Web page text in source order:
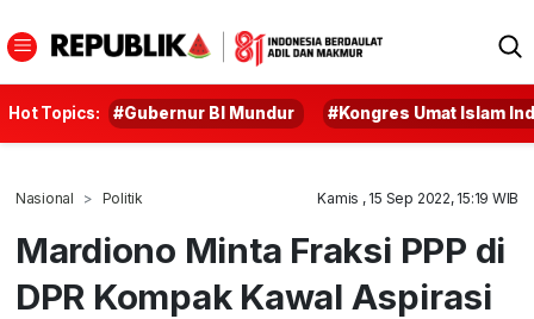
Hot Topics: #Gubernur BI Mundur #Kongres Umat Islam
Nasional Politik Kamis , 15 Sep 2022, 15:19 WIB
Mardiono Minta Fraksi PPP di
DPR Kompak Kawal Aspirasi